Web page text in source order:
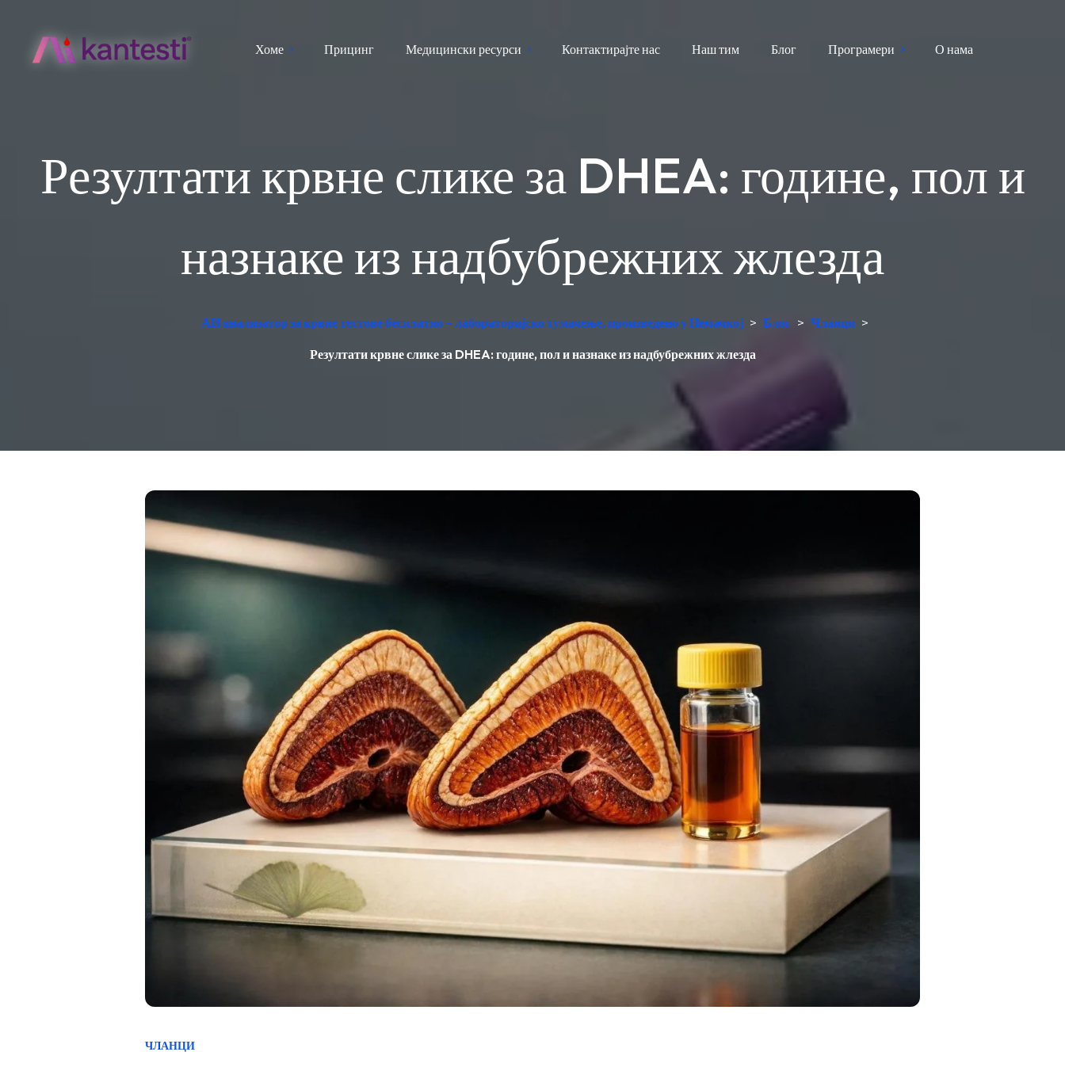
Хоме Прицинг Медицински ресурси Контактирајте нас Наш тим Блог Програмери О нама
Резултати крвне слике за DHEA: године, пол и
назнаке из надбубрежних жлезда
АИ анализатор за крвне тестове бесплатно – лабораторијско тумачење, произведено у Немачкој > Блог > Чланци >
Резултати крвне слике за DHEA: године, пол и назнаке из надбубрежних жлезда
ЧЛАНЦИ